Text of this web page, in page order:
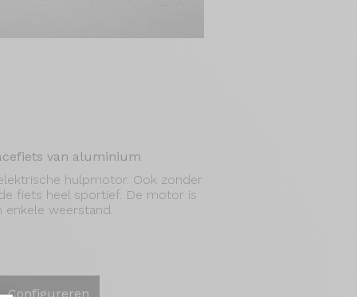
van aluminium
hulpmotor. Ook zonder
fiets heel sportief. De motor is
weerstand.
Configureren